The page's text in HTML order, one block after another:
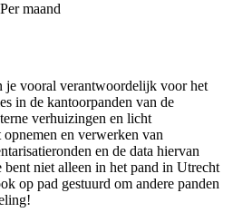
maand
je vooral verantwoordelijk voor het
in de kantoorpanden van de
verhuizingen en licht
en verwerken van
en de data hiervan
bent niet alleen in het pand in Utrecht
op pad gestuurd om andere panden